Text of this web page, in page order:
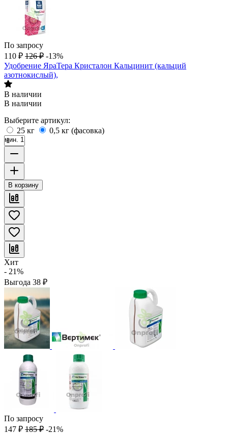
По запросу
110 ₽ 126 ₽ -13%
Удобрение ЯраТера Кристалон Кальцинит (кальций
азотнокислый),
В наличии
В наличии
Выберите артикул:
25 кг
0,5 кг (фасовка)
мин. 1
В корзину
Хит
- 21%
Выгода 38 ₽
По запросу
147 ₽ 185 ₽ -21%